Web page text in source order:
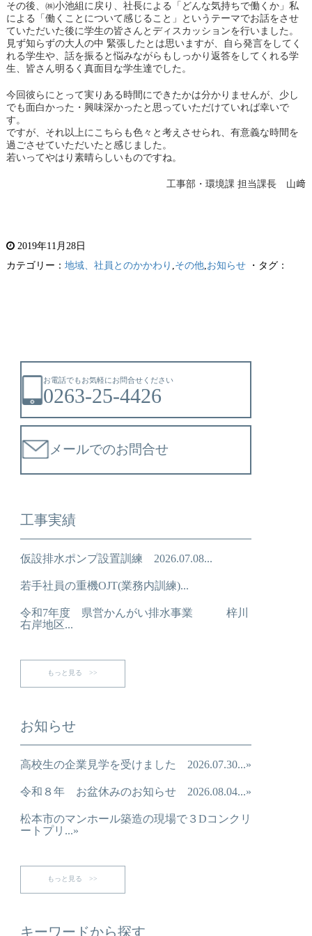
その後、㈱小池組に戻り、社長による「どんな気持ちで働くか」私
による「働くことについて感じること」というテーマでお話をさせ
ていただいた後に学生の皆さんとディスカッションを行いました。
見ず知らずの大人の中 緊張したとは思いますが、自ら発言をしてく
れる学生や、話を振ると悩みながらもしっかり返答をしてくれる学
生、皆さん明るく真面目な学生達でした。
今回彼らにとって実りある時間にできたかは分かりませんが、少し
でも面白かった・興味深かったと思っていただけていれば幸いで
す。
ですが、それ以上にこちらも色々と考えさせられ、有意義な時間を
過ごさせていただいたと感じました。
若いってやはり素晴らしいものですね。
工事部・環境課 担当課長 山﨑
2019年11月28日
カテゴリー： 地域、社員とのかかわり ,その他,お知らせ・タグ：
お電話でもお気軽にお問合せください
0263-25-4426
メールでのお問合せ
工事実績
仮設排水ポンプ設置訓練 2026.07.08...
若手社員の重機OJT(業務内訓練)...
令和7年度 県営かんがい排水事業 梓川
右岸地区...
もっと見る >>
お知らせ
高校生の企業見学を受けました 2026.07.30...»
令和８年 お盆休みのお知らせ 2026.08.04...»
松本市のマンホール築造の現場で３Dコンクリ
ートプリ...»
もっと見る >>
キーワードから探す